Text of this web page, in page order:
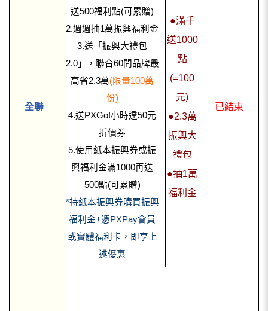
全聯
送500福利點(可累贈)
2.週週抽1萬振興福利金
3.送「振興大禮包
2.0」，聯合60間品牌最
高省2.3萬(限量100萬
份)
4.送PXGo!小時達50元
折價券
5.使用紙本振興券或振
興福利金滿1000再送
500點(可累贈)
*持紙本振興券購買振興
福利金+憑PXPay會員
或實體福利卡，即享上
述優惠
●滿千
送1000
點
(=100
元)
●2.3萬
振興大
禮包
●抽1萬
福利金
已結束